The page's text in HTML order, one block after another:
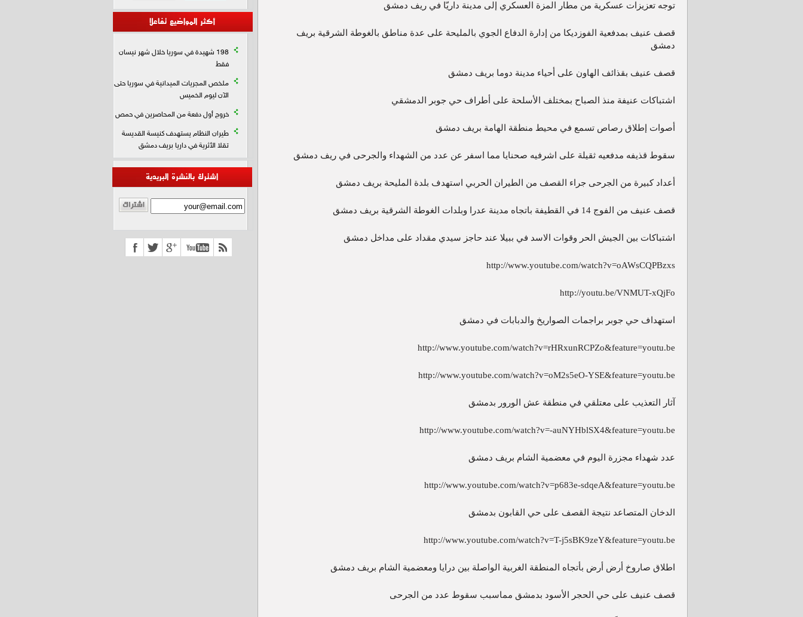
توجه تعزيزات عسكرية من مطار المزة العسكري إلى مدينة داريّا في ريف دمشق
قصف عنيف بمدفعية الفوزديكا من إدارة الدفاع الجوي بالمليحة على عدة مناطق بالغوطة الشرقية بريف
دمشق
قصف عنيف بقذائف الهاون على أحياء مدينة دوما بريف دمشق
اشتباكات عنيفة منذ الصباح بمختلف الأسلحة على أطراف حي جوبر الدمشقي
أصوات إطلاق رصاص تسمع في محيط منطقة الهامة بريف دمشق
سقوط قذيفه مدفعيه ثقيلة على اشرفيه صحنايا مما اسفر عن عدد من الشهداء والجرحى في ريف دمشق
أعداد كبيرة من الجرحى جراء القصف من الطيران الحربي استهدف بلدة المليحة بريف دمشق
قصف عنيف من الفوج 14 في القطيفة باتجاه مدينة عدرا وبلدات الغوطة الشرقية بريف دمشق
اشتباكات بين الجيش الحر وقوات الاسد في ببيلا عند حاجز سيدي مقداد على مداخل دمشق
http://www.youtube.com/watch?v=oAWsCQPBzxs
http://youtu.be/VNMUT-xQjFo
استهداف حي جوبر براجمات الصواريخ والدبابات في دمشق
http://www.youtube.com/watch?v=rHRxunRCPZo&feature=youtu.be
http://www.youtube.com/watch?v=oM2s5eO-YSE&feature=youtu.be
آثار التعذيب على معتلقي في منطقة عش الورور بدمشق
http://www.youtube.com/watch?v=-auNYHblSX4&feature=youtu.be
عدد شهداء مجزرة اليوم في معضمية الشام بريف دمشق
http://www.youtube.com/watch?v=p683e-sdqeA&feature=youtu.be
الدخان المتصاعد نتيجة القصف على حي القابون بدمشق
http://www.youtube.com/watch?v=T-j5sBK9zeY&feature=youtu.be
اطلاق صاروخ أرض أرض بأتجاه المنطقة الغربية الواصلة بين درايا ومعضمية الشام بريف دمشق
قصف عنيف على حي الحجر الأسود بدمشق مماسبب سقوط عدد من الجرحى
أكثر المواضيع تفاعلا
198 شهيدة في سوريا خلال شهر نيسان
فقط
ملخص المجريات الميدانية في سوريا حتى
الآن ليوم الخميس
خروج أول دفعة من المحاصرين في حمص
طيران النظام يستهدف كنيسة القديسة
تقلا الأثرية في داريا بريف دمشق
اشترك بالنشرة البريدية